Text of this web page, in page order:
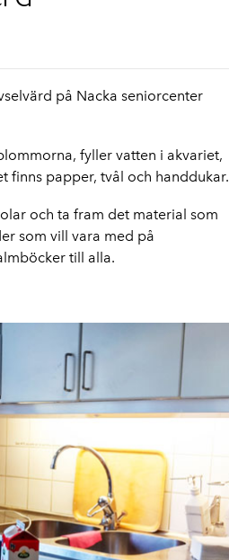
på Nacka seniorcenter
fyller vatten i akvariet,
finns papper, tvål och handdukar.
och ta fram det material som
som vill vara med på
till alla.